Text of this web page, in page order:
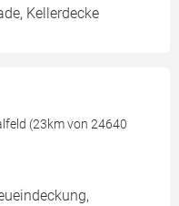
Kellerdecke
(23km von 24640